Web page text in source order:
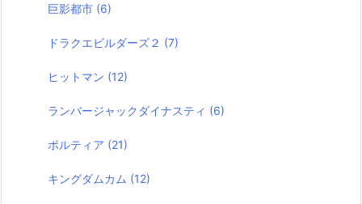
巨影都市 (6)
ドラクエビルダーズ２ (7)
ヒットマン (12)
ランバージャックダイナスティ (6)
ポルティア (21)
キングダムカム (12)